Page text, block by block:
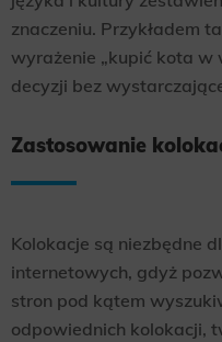
znaczeniu. Przykładem
wyrażenie „kupić kota w
decyzji bez
Zastosowanie
Kolokacje są niezbędne
internetowych, gdyż
stron pod kątem
odpowiednich kolokacji,